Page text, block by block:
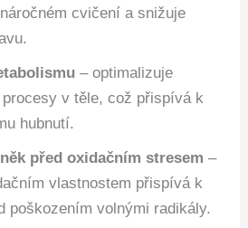
cvičení a snižuje
– optimalizuje
procesy v těle, což přispívá k
hubnutí.
před oxidačním stresem –
vlastnostem přispívá k
poškozením volnými radikály.